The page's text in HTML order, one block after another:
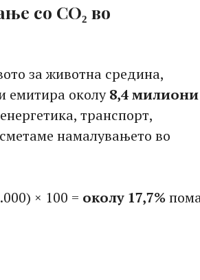
со CO₂ во
за животна средина,
емитира околу8,4 милиони
транспорт,
намалувањето во
× 100 = околу 17,7%